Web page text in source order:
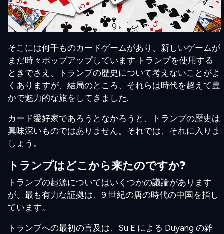
そこには何千ものカードゲームがあり、新しいゲームが
まだ時々ポップアップしています.トランプを使用する
ときでさえ、トランプの歴史について考えないことがよ
くありますが、結局のところ、それらは時代を超えて豊
かで魅力的な旅をしてきました.
カード愛好家であろうとなかろうと、トランプの歴史は
興味深いものではありません。それでは、それに入りま
しょう。
トランプはどこから来たのですか?
トランプの起源についてはいくつかの議論があります
が、最も有力な証拠は、9 世紀の唐の時代の中国を指し
ています。
トランプへの最初の言及は、Su E による Duyang の雑